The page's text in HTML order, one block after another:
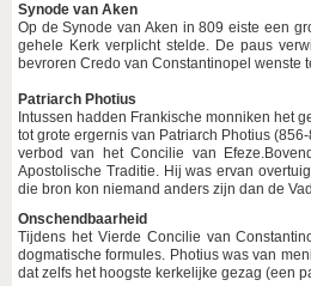
Synode van Aken
Op de Synode van Aken in 809 eiste een
gehele Kerk verplicht stelde. De paus
bevroren Credo van Constantinopel wenste
Patriarch Photius
Intussen hadden Frankische monniken het
tot grote ergernis van Patriarch Photius
verbod van het Concilie van
Apostolische Traditie. Hij was ervan
die bron kon niemand anders zijn dan de
Onschendbaarheid
Tijdens het Vierde Concilie van
dogmatische formules. Photius was van
dat zelfs het hoogste kerkelijke gezag (een